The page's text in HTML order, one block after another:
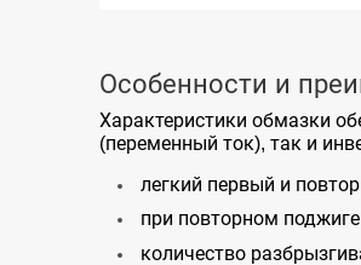
Особенности и
Характеристики обмазки
(переменный ток), так и
легкий первый и
при повторном
количество